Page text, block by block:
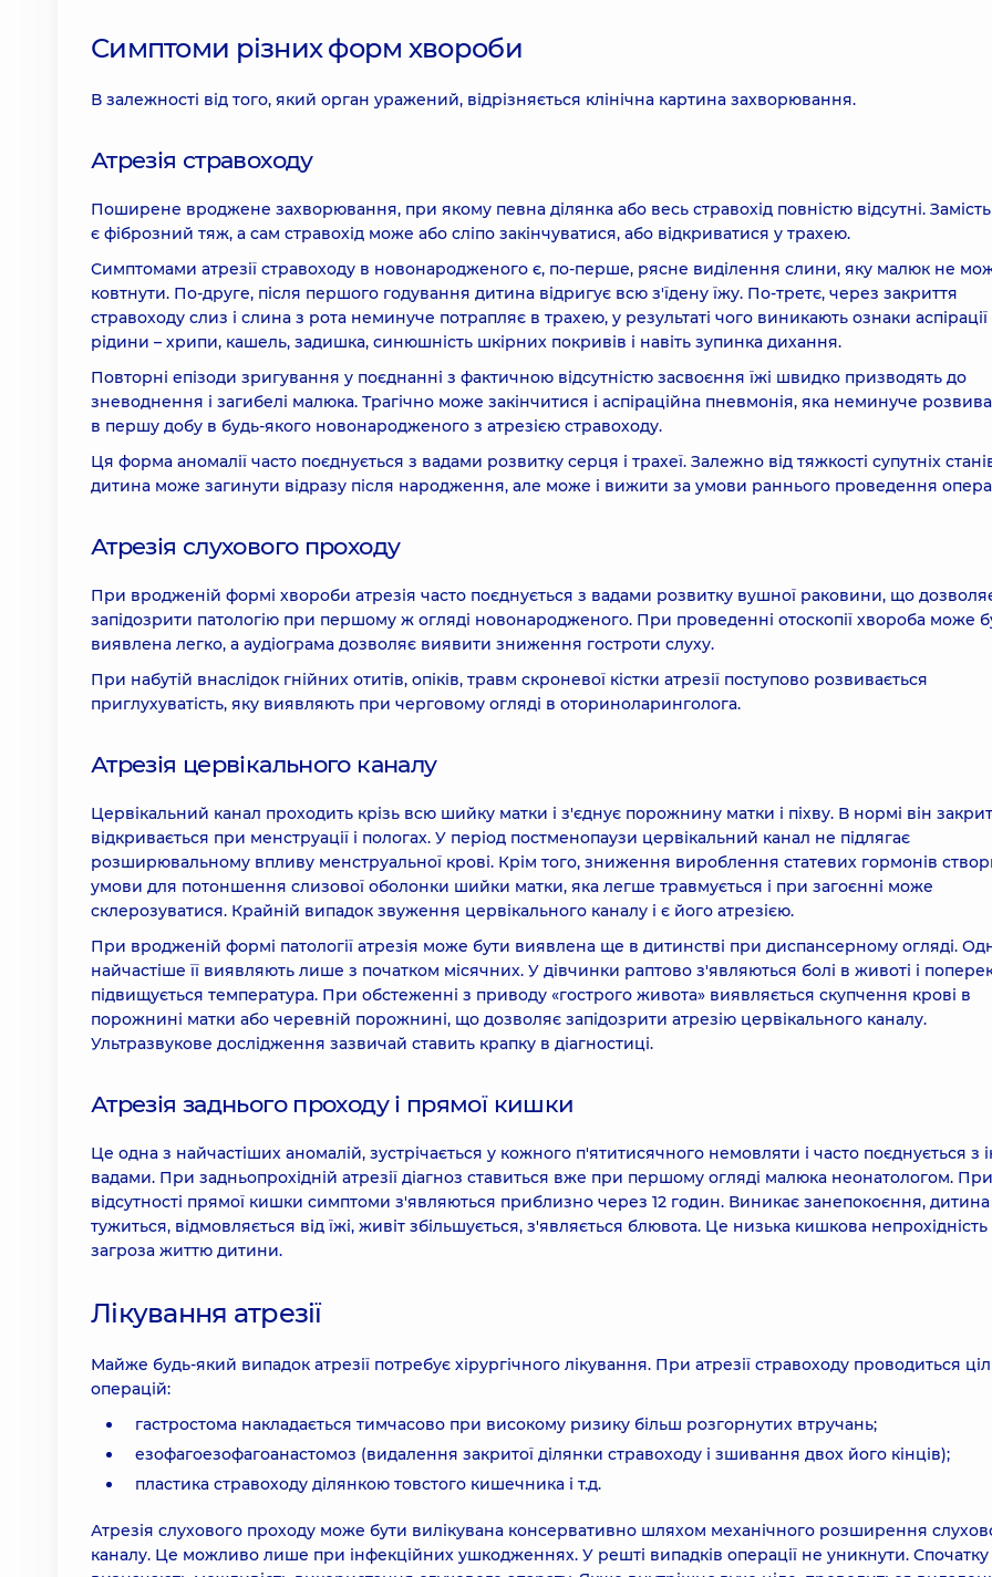
Симптоми різних форм хвороби
В залежності від того, який орган уражений, відрізняється клінічна картина захворювання.
Атрезія стравоходу
Поширене вроджене захворювання, при якому певна ділянка або весь стравохід повністю відсутні.
є фіброзний тяж, а сам стравохід може або сліпо закінчуватися, або відкриватися у трахею.
Симптомами атрезії стравоходу в новонародженого є, по-перше, рясне виділення слини, яку малюк не
ковтнути. По-друге, після першого годування дитина відригує всю з'їдену їжу. По-третє, через закриття
стравоходу слиз і слина з рота неминуче потрапляє в трахею, у результаті чого виникають ознаки аспірації
рідини – хрипи, кашель, задишка, синюшність шкірних покривів і навіть зупинка дихання.
Повторні епізоди зригування у поєднанні з фактичною відсутністю засвоєння їжі швидко призводять до
зневоднення і загибелі малюка. Трагічно може закінчитися і аспіраційна пневмонія, яка неминуче
в першу добу в будь-якого новонародженого з атрезією стравоходу.
Ця форма аномалії часто поєднується з вадами розвитку серця і трахеї. Залежно від тяжкості супутніх
дитина може загинути відразу після народження, але може і вижити за умови раннього проведення
Атрезія слухового проходу
При вродженій формі хвороби атрезія часто поєднується з вадами розвитку вушної раковини, що
запідозрити патологію при першому ж огляді новонародженого. При проведенні отоскопії хвороба може
виявлена легко, а аудіограма дозволяє виявити зниження гостроти слуху.
При набутій внаслідок гнійних отитів, опіків, травм скроневої кістки атрезії поступово розвивається
приглухуватість, яку виявляють при черговому огляді в оториноларинголога.
Атрезія цервікального каналу
Цервікальний канал проходить крізь всю шийку матки і з'єднує порожнину матки і піхву. В нормі він
відкривається при менструації і пологах. У період постменопаузи цервікальний канал не підлягає
розширювальному впливу менструальної крові. Крім того, зниження вироблення статевих гормонів
умови для потоншення слизової оболонки шийки матки, яка легше травмується і при загоєнні може
склерозуватися. Крайній випадок звуження цервікального каналу і є його атрезією.
При вродженій формі патології атрезія може бути виявлена ще в дитинстві при диспансерному огляді.
найчастіше її виявляють лише з початком місячних. У дівчинки раптово з'являються болі в животі і
підвищується температура. При обстеженні з приводу «гострого живота» виявляється скупчення крові в
порожнині матки або черевній порожнині, що дозволяє запідозрити атрезію цервікального каналу.
Ультразвукове дослідження зазвичай ставить крапку в діагностиці.
Атрезія заднього проходу і прямої кишки
Це одна з найчастіших аномалій, зустрічається у кожного п'ятитисячного немовляти і часто поєднується з
вадами. При задньопрохідній атрезії діагноз ставиться вже при першому огляді малюка неонатологом. При
відсутності прямої кишки симптоми з'являються приблизно через 12 годин. Виникає занепокоєння, дитина
тужиться, відмовляється від їжі, живіт збільшується, з'являється блювота. Це низька кишкова непрохідність
загроза життю дитини.
Лікування атрезії
Майже будь-який випадок атрезії потребує хірургічного лікування. При атрезії стравоходу проводиться
операцій:
гастростома накладається тимчасово при високому ризику більш розгорнутих втручань;
езофагоезофагоанастомоз (видалення закритої ділянки стравоходу і зшивання двох його кінців);
пластика стравоходу ділянкою товстого кишечника і т.д.
Атрезія слухового проходу може бути вилікувана консервативно шляхом механічного розширення
каналу. Це можливо лише при інфекційних ушкодженнях. У решті випадків операції не уникнути. Спочатку